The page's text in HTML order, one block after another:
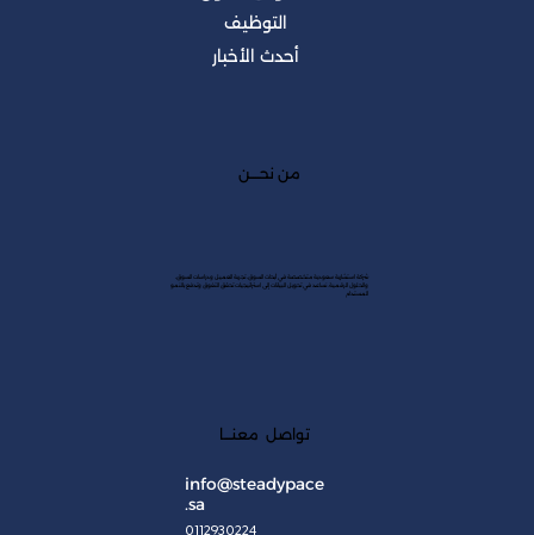
تواصل معنـــا
info@steadypace
.sa
من نحــــن
شركة استشارية سعودية متخصصة في أبحاث السوق، تجربة العميل ودراسات السوق،
والحلول الرقمية. نساعد في تحويل البيانات إلى استراتيجيات تحقق التفوق وتدفع بالنمو
المستدام
التوظيف
أحدث الأخبار